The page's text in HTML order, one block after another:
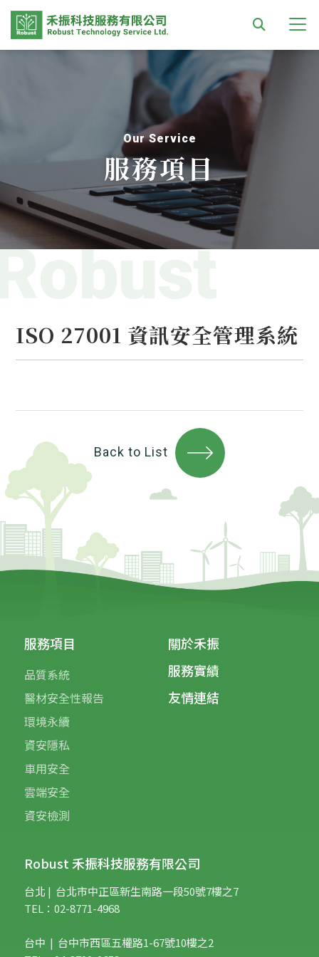
Our Service
服務項目
ISO 27001 資訊安全管理系統
Back to List
服務項目
品質系統
醫材安全性報告
環境永續
資安隱私
車用安全
雲端安全
資安檢測
關於禾振
服務實績
友情連結
Robust 禾振科技服務有限公司
台北 | 台北市中正區新生南路一段50號7樓之7
TEL：02-8771-4968
台中 | 台中市西區五權路1-67號10樓之2